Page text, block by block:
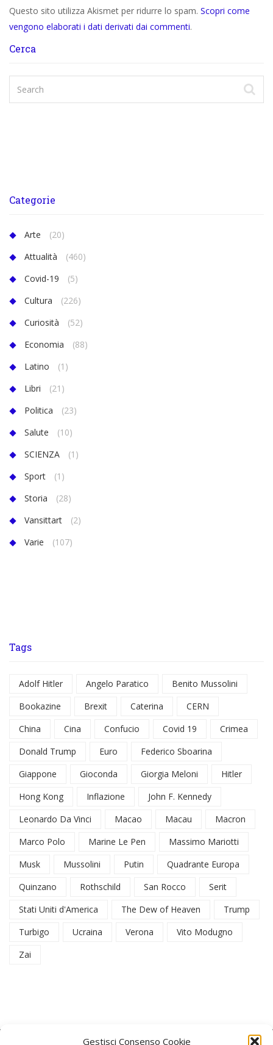
Gestisci Consenso Cookie
Questo sito utilizza Akismet per ridurre lo spam. Scopri come
vengono elaborati i dati derivati dai commenti.
Cerca
Categorie
Arte
(20)
Attualità
(460)
Covid-19
(5)
Cultura
(226)
Curiosità
(52)
Economia
(88)
Latino
(1)
Libri
(21)
Politica
(23)
Salute
(10)
SCIENZA
(1)
Sport
(1)
Storia
(28)
Vansittart
(2)
Varie
(107)
Tags
Adolf Hitler Angelo Paratico
Benito Mussolini
Bookazine
Brexit Caterina
CERN
China
Cina Confucio Covid 19
Crimea
Donald Trump
Euro
Federico Sboarina
Giappone
Gioconda Giorgia Meloni
Hitler
Hong Kong
Inflazione
John F. Kennedy
Leonardo Da Vinci
Macao Macau
Macron
Marco Polo
Marine Le Pen
Massimo Mariotti
Musk
Mussolini Putin
Quadrante Europa
Quinzano
Rothschild San Rocco
Serit
Stati Uniti d'America
The Dew of Heaven
Trump
Turbigo
Ucraina Verona
Vito Modugno
Zai